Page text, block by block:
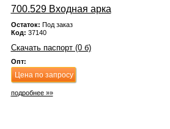
700.529 Входная арка
Остаток: Под заказ
Код: 37140
Скачать паспорт (0 б)
Опт:
Цена по запросу
подробнее »»